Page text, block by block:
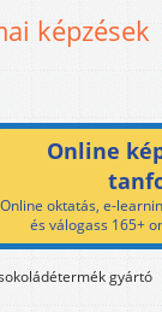
képzések
Online
Online oktatás, e-
és válogass 165+
gyártó